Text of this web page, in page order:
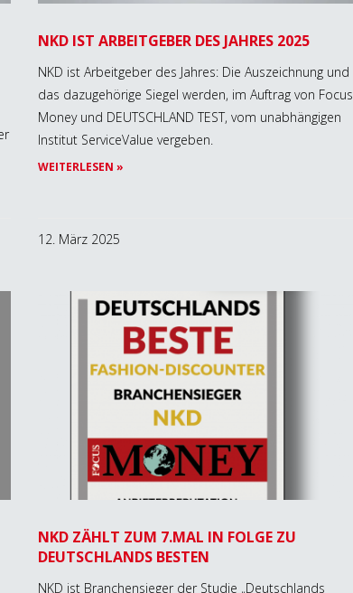
NKD IST ARBEITGEBER DES JAHRES 2025
NKD ist Arbeitgeber des Jahres: Die Auszeichnung und
das dazugehörige Siegel werden, im Auftrag von Focus
Money und DEUTSCHLAND TEST, vom unabhängigen
Institut ServiceValue vergeben.
WEITERLESEN »
12. März 2025
NKD ZÄHLT ZUM 7.MAL IN FOLGE ZU
DEUTSCHLANDS BESTEN
NKD ist Branchensieger der Studie „Deutschlands